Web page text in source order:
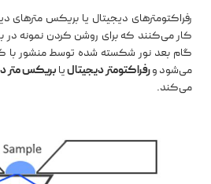
کار می‌کنند که برای روشن کردن نمونه در
گام بعد نور شکسته شده توسط منشور با
می‌شود ورفراکتومتر دیجیتالیابریکس متر
می‌کند.